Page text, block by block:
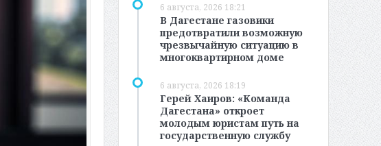
6 августа, 2026 18:21
В Дагестане газовики
предотвратили возможную
чрезвычайную ситуацию в
многоквартирном доме
6 августа, 2026 18:19
Герей Хаиров: «Команда
Дагестана» откроет
молодым юристам путь на
государственную службу